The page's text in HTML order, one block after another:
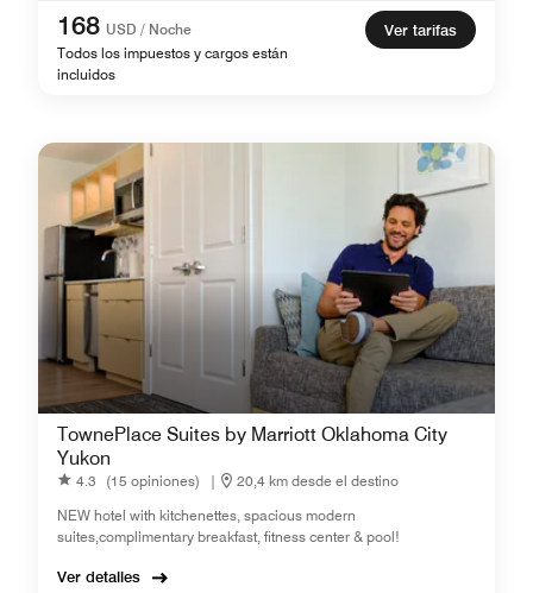
168 USD / Noche
Todos los impuestos y cargos están
incluidos
Ver tarifas
TownePlace Suites by Marriott Oklahoma City
Yukon
4.3 (15 opiniones) |
20,4 km desde el destino
NEW hotel with kitchenettes, spacious modern
suites,complimentary breakfast, fitness center & pool!
Ver detalles